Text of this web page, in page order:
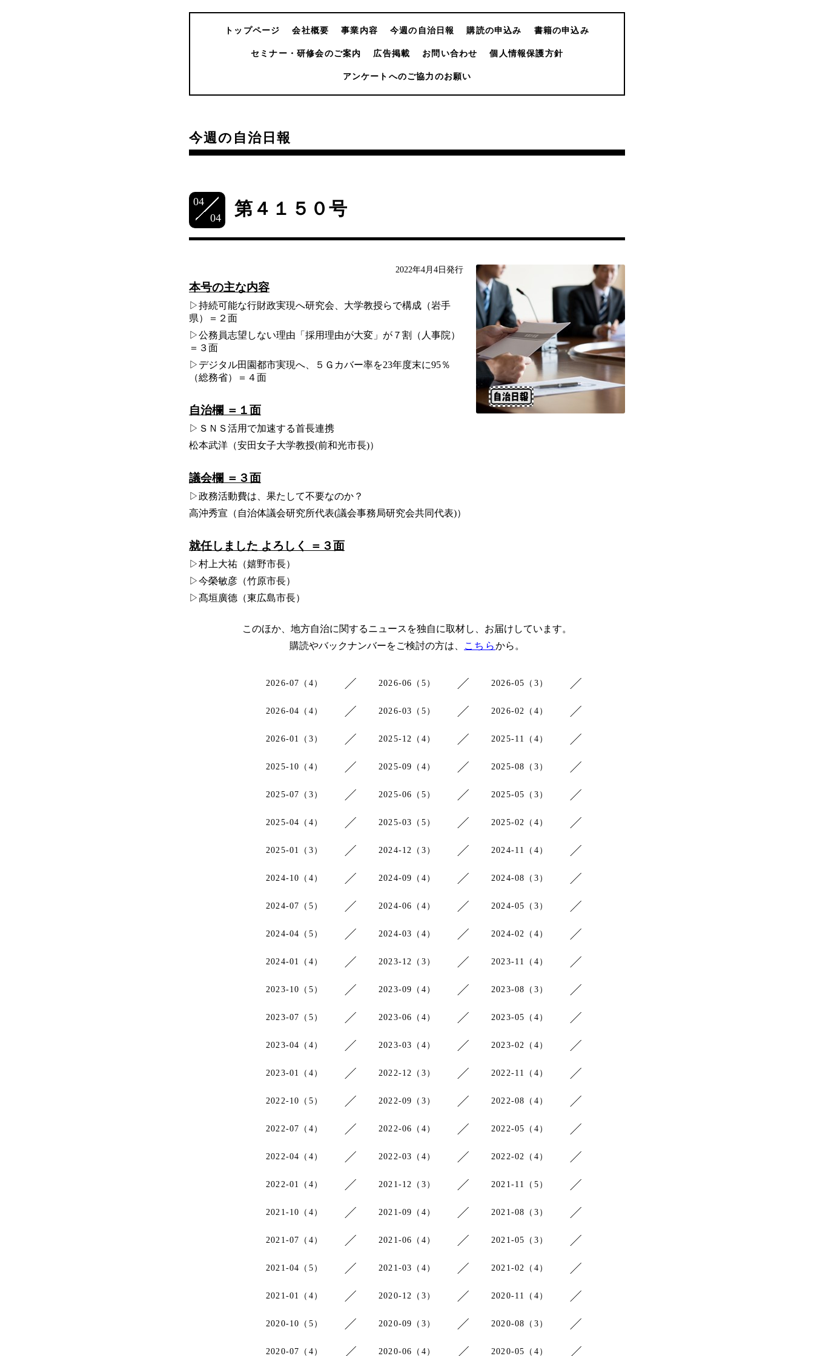
トップページ 会社概要 事業内容 今週の自治日報 購読の申込み 書籍の申込み
セミナー・研修会のご案内 広告掲載 お問い合わせ 個人情報保護方針
アンケートへのご協力のお願い
今週の自治日報
04
04
第４１５０号
2022年4月4日発行
本号の主な内容
▷持続可能な行財政実現へ研究会、大学教授らで構成（岩手
県）＝２面
▷公務員志望しない理由「採用理由が大変」が７割（人事院）
＝３面
▷デジタル田園都市実現へ、５Ｇカバー率を23年度末に95％
（総務省）＝４面
自治欄 ＝１面
▷ＳＮＳ活用で加速する首長連携
松本武洋（安田女子大学教授(前和光市長)）
議会欄 ＝３面
▷政務活動費は、果たして不要なのか？
高沖秀宣（自治体議会研究所代表(議会事務局研究会共同代表)）
就任しました よろしく ＝３面
▷村上大祐（嬉野市長）
▷今榮敏彦（竹原市長）
▷髙垣廣德（東広島市長）
このほか、地方自治に関するニュースを独自に取材し、お届けしています。
購読やバックナンバーをご検討の方は、
こちらから。
2026-07（4） 2026-06（5） 2026-05（3）
2026-04（4） 2026-03（5） 2026-02（4）
2026-01（3） 2025-12（4） 2025-11（4）
2025-10（4） 2025-09（4） 2025-08（3）
2025-07（3） 2025-06（5） 2025-05（3）
2025-04（4） 2025-03（5） 2025-02（4）
2025-01（3） 2024-12（3） 2024-11（4）
2024-10（4） 2024-09（4） 2024-08（3）
2024-07（5） 2024-06（4） 2024-05（3）
2024-04（5） 2024-03（4） 2024-02（4）
2024-01（4） 2023-12（3） 2023-11（4）
2023-10（5） 2023-09（4） 2023-08（3）
2023-07（5） 2023-06（4） 2023-05（4）
2023-04（4） 2023-03（4） 2023-02（4）
2023-01（4） 2022-12（3） 2022-11（4）
2022-10（5） 2022-09（3） 2022-08（4）
2022-07（4） 2022-06（4） 2022-05（4）
2022-04（4） 2022-03（4） 2022-02（4）
2022-01（4） 2021-12（3） 2021-11（5）
2021-10（4） 2021-09（4） 2021-08（3）
2021-07（4） 2021-06（4） 2021-05（3）
2021-04（5） 2021-03（4） 2021-02（4）
2021-01（4） 2020-12（3） 2020-11（4）
2020-10（5） 2020-09（3） 2020-08（3）
2020-07（4） 2020-06（4） 2020-05（4）